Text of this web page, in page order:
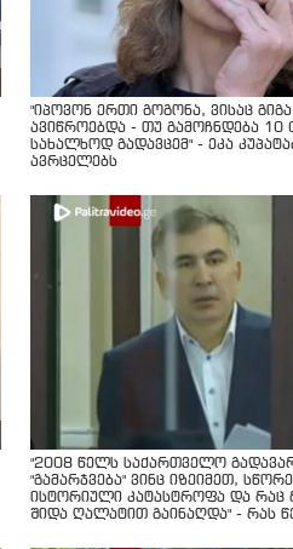
"იპოვონ ერთი გოგონა, ვისაც
ავიწროებდა - თუ გამოჩნდება
სახალხოდ გადავცემ" - ეკა
ავრცელებს
"2008 წელს საქართველო
"გამარჯვება" ვინც იზეიმეთ,
ისტორიული კატასტროფა და რაც
შიდა ღალატით გაინაღდა" - რას